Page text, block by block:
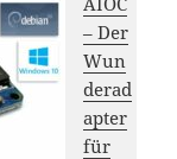
– Der
Wun
derad
apter
für